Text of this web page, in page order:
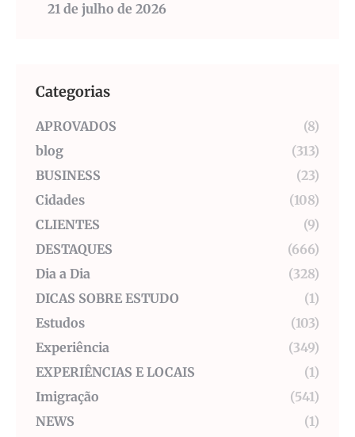
21 de julho de 2026
Categorias
APROVADOS
(8)
blog
(313)
BUSINESS
(23)
Cidades
(108)
CLIENTES
(9)
DESTAQUES
(666)
Dia a Dia
(328)
DICAS SOBRE ESTUDO
(1)
Estudos
(103)
Experiência
(349)
EXPERIÊNCIAS E LOCAIS
(1)
Imigração
(541)
NEWS
(1)